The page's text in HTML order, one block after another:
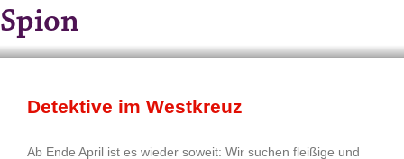
Spion
Detektive im Westkreuz
Ab Ende April ist es wieder soweit: Wir suchen fleißige und